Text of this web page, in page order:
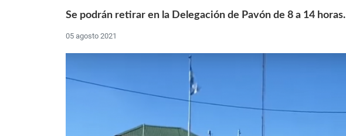
Se podrán retirar en la Delegación de Pavón de 8 a 14 horas.
05 agosto 2021